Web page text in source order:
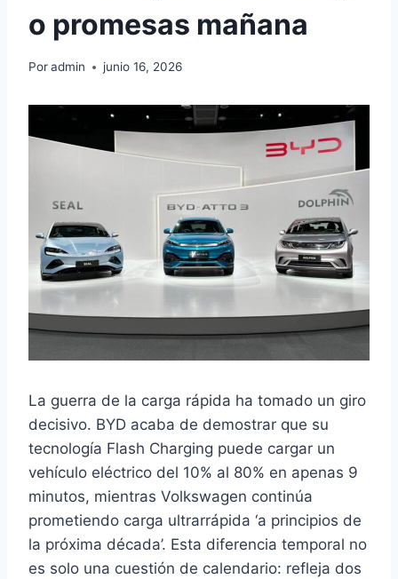
o promesas mañana
Poradmin junio 16, 2026
La guerra de la carga rápida ha tomado un giro
decisivo. BYD acaba de demostrar que su
tecnología Flash Charging puede cargar un
vehículo eléctrico del 10% al 80% en apenas 9
minutos, mientras Volkswagen continúa
prometiendo carga ultrarrápida ‘a principios de
la próxima década’. Esta diferencia temporal no
es solo una cuestión de calendario: refleja dos